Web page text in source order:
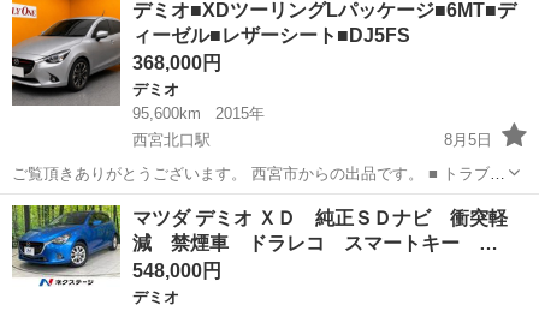
グTV！Bluetoothオーディオ！車検令和9年3月16日迄☆レザーシート☆
シートヒーター☆バック...
デミオ■XDツーリングLパッケージ■6MT■デ
ィーゼル■レザーシート■DJ5FS
368,000円
デミオ
95,600km
2015年
西宮北口駅
8月5日
ご覧頂きありがとうございます。 西宮市からの出品です。 ■ トラブル
防止の為、即購入はおやめください。 必ず現車確認の上、ご納得して
頂いてからご購入をお願い致します。 投稿内容などの質問は、コメン
トでお問い合わせください。...
兵庫 西宮市 西宮北口駅
マツダ デミオ ＸＤ 純正ＳＤナビ 衝突軽
減 禁煙車 ドラレコ スマートキー …
548,000円
デミオ